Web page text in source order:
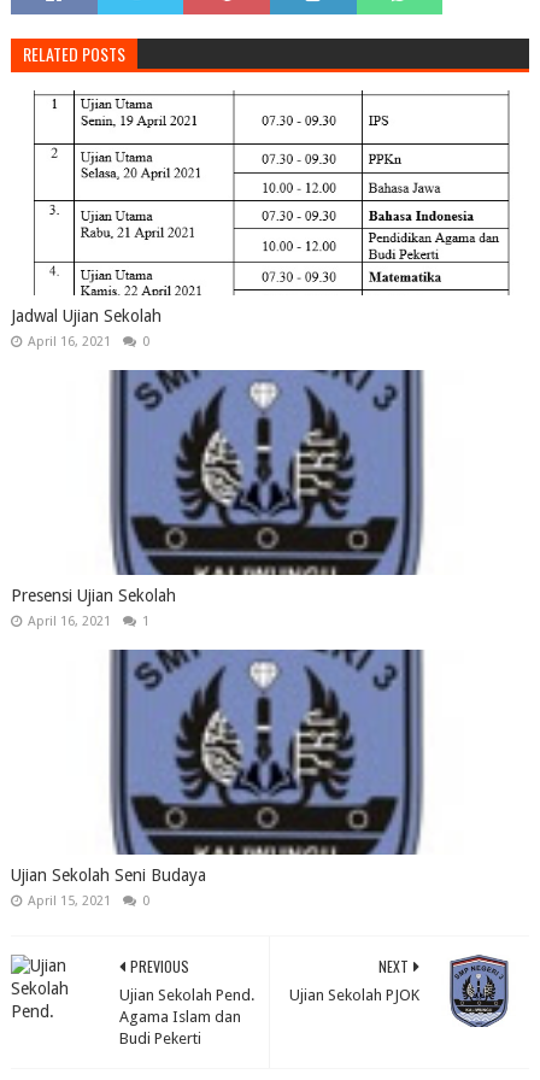
RELATED POSTS
Jadwal Ujian Sekolah
April 16, 2021 0
Presensi Ujian Sekolah
April 16, 2021 1
Ujian Sekolah Seni Budaya
April 15, 2021 0
NEXT
Ujian Sekolah PJOK
PREVIOUS
Ujian Sekolah Pend.
Agama Islam dan
Budi Pekerti